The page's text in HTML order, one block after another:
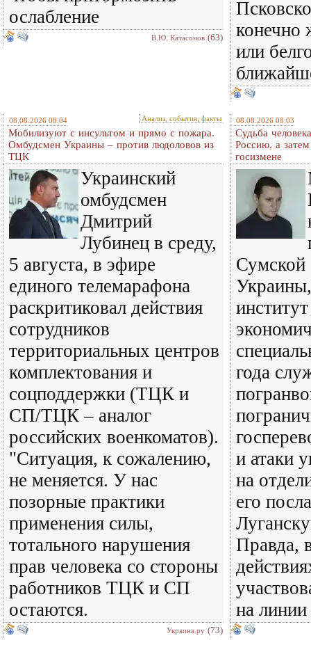
ослабление
В.Ю. Катасонов (63)
конечно
или
08.08.2026 08:04 Анализ, события, факты
Мобилизуют с инсультом и прямо с пожара.
Омбудсмен Украины – против людоловов из
ТЦК
Украинский
омбудсмен
Дмитрий
Лубинец в среду,
5 августа, в эфире
единого телемарафона
раскритиковал действия
сотрудников
территориальных центров
комплектования и
соцподдержки (ТЦК и
СП/ТЦК – аналог
российских военкоматов).
"Ситуация, к сожалению,
не меняется. У нас
позорные практики
применения силы,
тотального нарушения
прав человека со стороны
работников ТЦК и СП
остаются.
Украина.ру (73)
08.08.2026 08:03
Судьба
Россию, а
госизмене
Сумской
года
и атаки
на
его
Правда,
на